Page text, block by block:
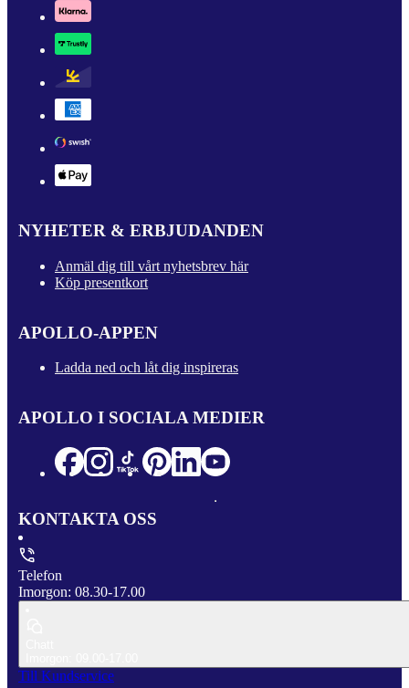
NYHETER & ERBJUDANDEN
Anmäl dig till vårt nyhetsbrev här
Köp presentkort
APOLLO-APPEN
Ladda ned och låt dig inspireras
APOLLO I SOCIALA MEDIER
KONTAKTA OSS
Telefon
Imorgon: 08.30-17.00
Till Kundservice